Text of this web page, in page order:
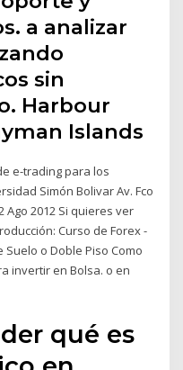
a analizar
sin
Harbour
Islands
e-trading para los
Simón Bolivar Av. Fco
Ago 2012 Si quieres ver
Curso de Forex -
Suelo o Doble Piso Como
invertir en Bolsa. o en
qué es